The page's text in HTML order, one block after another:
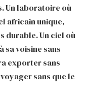
Un laboratoire où
africain unique,
durable. Un ciel où
sa voisine sans
exporter sans
sans que le